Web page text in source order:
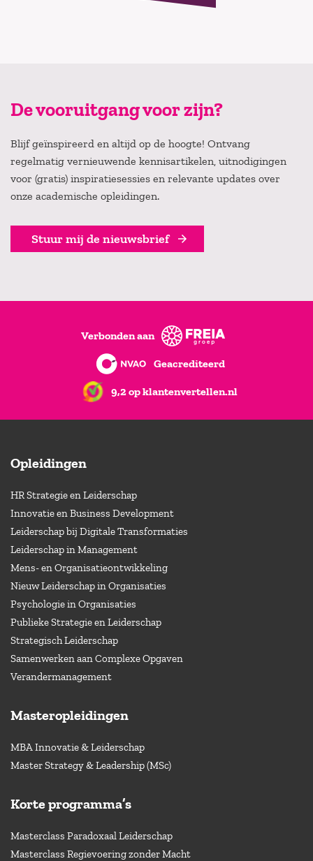
De vooruitgang voor zijn?
Blijf geïnspireerd en altijd op de hoogte! Ontvang
regelmatig vernieuwende kennisartikelen, uitnodigingen
voor (gratis) inspiratiesessies en relevante updates over
onze academische opleidingen.
Stuur mij de nieuwsbrief
Verbonden aan
Geacrediteerd
9,2 op klantenvertellen.nl
Opleidingen
HR Strategie en Leiderschap
Innovatie en Business Development
Leiderschap bij Digitale Transformaties
Leiderschap in Management
Mens- en Organisatieontwikkeling
Nieuw Leiderschap in Organisaties
Psychologie in Organisaties
Publieke Strategie en Leiderschap
Strategisch Leiderschap
Samenwerken aan Complexe Opgaven
Verandermanagement
Masteropleidingen
MBA Innovatie & Leiderschap
Master Strategy & Leadership (MSc)
Korte programma’s
Masterclass Paradoxaal Leiderschap
Masterclass Regievoering zonder Macht